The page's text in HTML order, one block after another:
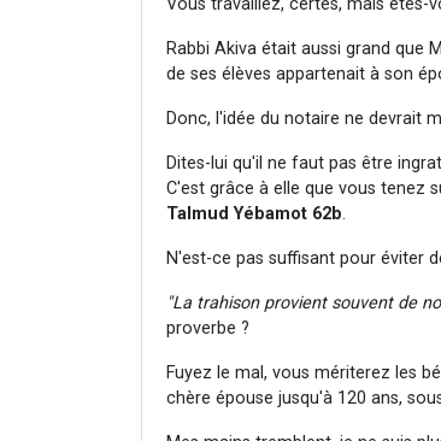
Rabbi Akiva était aussi grand que
de ses élèves appartenait à son
Donc, l'idée du notaire ne devrait
Dites-lui qu'il ne faut pas être
C'est grâce à elle que vous tenez
Talmud Yébamot 62b.
N'est-ce pas suffisant pour éviter
"La trahison provient souvent de
proverbe ?
Fuyez le mal, vous mériterez les
chère épouse jusqu'à 120 ans,